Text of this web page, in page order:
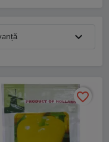
expand_more
favorite_border
favorite_border